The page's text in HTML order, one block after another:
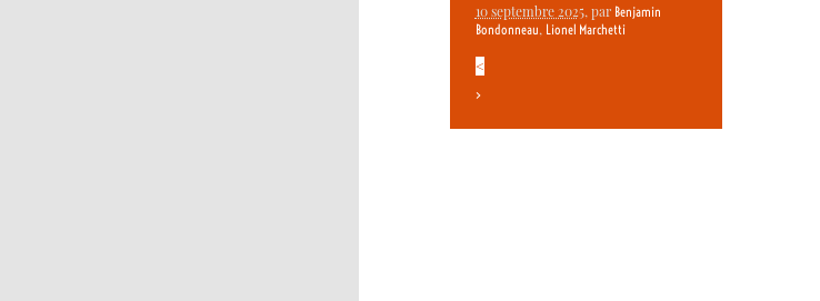
10 septembre 2025, par Benjamin
Bondonneau, Lionel Marchetti
<
>